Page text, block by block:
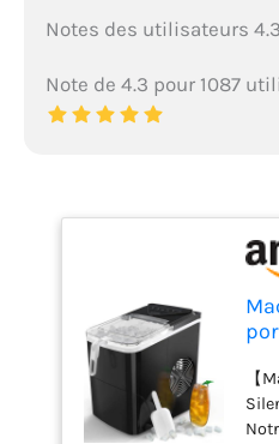
Notes des utilisateurs
Note de 4.3 pour 1087
【